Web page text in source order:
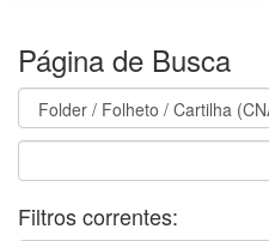
Página de Busca
Filtros correntes: